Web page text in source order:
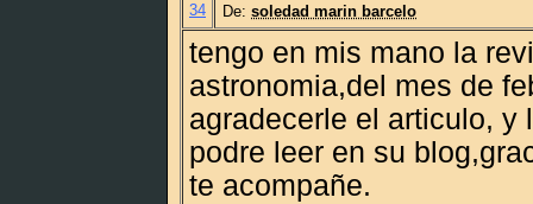
34 De: soledad marin barcelo
tengo en mis mano la
astronomia,del mes de
agradecerle el articulo, y
podre leer en su
te acompañe.